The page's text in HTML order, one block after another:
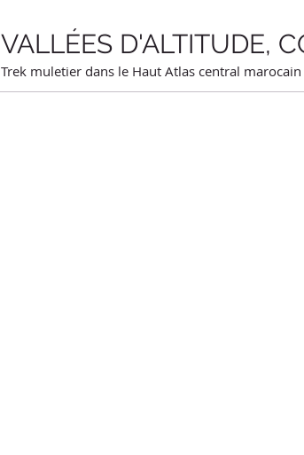
VALLÉES D'ALTITUDE,
Trek muletier dans le Haut Atlas central marocain